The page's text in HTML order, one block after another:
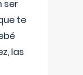
ser
te
las